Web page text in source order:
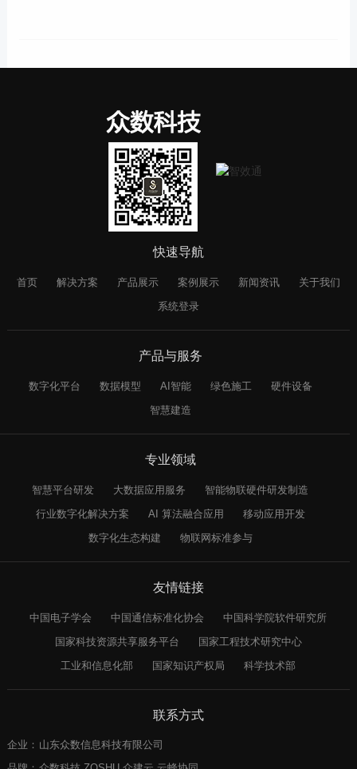
快速导航
首页 解决方案 产品展示 案例展示 新闻资讯
关于我们
系统登录
产品与服务
数字化平台 数据模型 AI智能 绿色施工
硬件设备
智慧建造
专业领域
智慧平台研发 大数据应用服务
智能物联硬件研发制造
行业数字化解决方案
AI 算法融合应用
移动应用开发
数字化生态构建
物联网标准参与
友情链接
中国电子学会 中国通信标准化协会
中国科学院软件研究所
国家科技资源共享服务平台
国家工程技术研究中心
工业和信息化部
国家知识产权局 科学技术部
联系方式
企业： 山东众数信息科技有限公司